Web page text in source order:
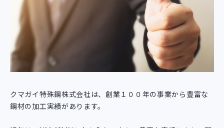
クマガイ特殊鋼株式会社は、創業１００年の事業から豊富な
鋼材の加工実績があります。